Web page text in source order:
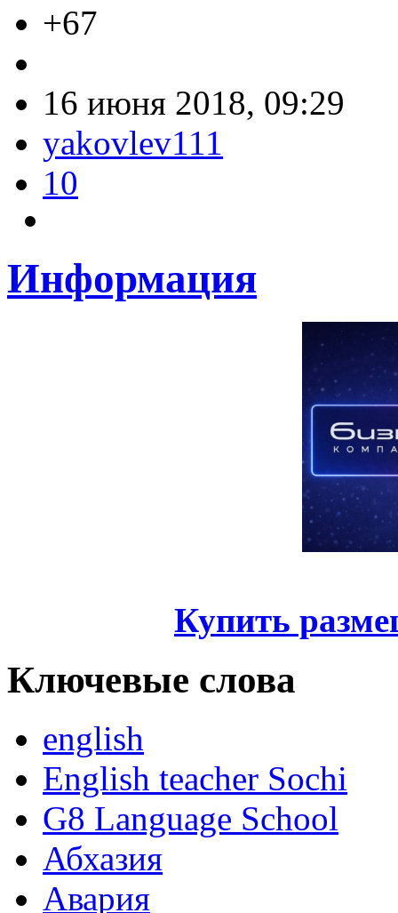
+67
16 июня 2018, 09:29
yakovlev111
10
Информация
Купить
Ключевые слова
english
English teacher Sochi
G8 Language School
Абхазия
Авария